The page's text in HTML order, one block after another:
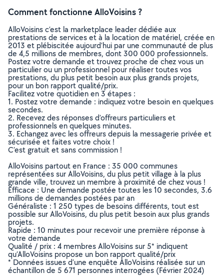
Comment fonctionne AlloVoisins ?
AlloVoisins c’est la marketplace leader dédiée aux
prestations de services et à la location de matériel, créée en
2013 et plébiscitée aujourd’hui par une communauté de plus
de 4,5 millions de membres, dont 300 000 professionnels.
Postez votre demande et trouvez proche de chez vous un
particulier ou un professionnel pour réaliser toutes vos
prestations, du plus petit besoin aux plus grands projets,
pour un bon rapport qualité/prix.
Facilitez votre quotidien en 3 étapes :
1. Postez votre demande : indiquez votre besoin en quelques
secondes.
2. Recevez des réponses d’offreurs particuliers et
professionnels en quelques minutes.
3. Echangez avec les offreurs depuis la messagerie privée et
sécurisée et faites votre choix !
C’est gratuit et sans commission !
AlloVoisins partout en France : 35 000 communes
représentées sur AlloVoisins, du plus petit village à la plus
grande ville, trouvez un membre à proximité de chez vous !
Efficace : Une demande postée toutes les 10 secondes, 3.6
millions de demandes postées par an
Généraliste : 1 250 types de besoins différents, tout est
possible sur AlloVoisins, du plus petit besoin aux plus grands
projets.
Rapide : 10 minutes pour recevoir une première réponse à
votre demande
Qualité / prix : 4 membres AlloVoisins sur 5* indiquent
qu’AlloVoisins propose un bon rapport qualité/prix
* Données issues d’une enquête AlloVoisins réalisée sur un
échantillon de 5 671 personnes interrogées (Février 2024)